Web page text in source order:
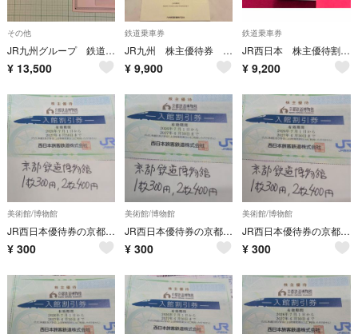
その他
JR九州グループ 鉄道株主優待券3枚 株主優待券
¥ 13,500
鉄道乗車券
JR九州 株主優待券 2枚
¥ 9,900
鉄道乗車券
JR西日本 株主優待割引券（5割引） 2枚組
¥ 9,200
美術館/博物館
JR西日本優待券の京都鉄道博物館半額割引券1枚300円、2枚400円、3枚550円、4枚700円（追加1枚150円）在庫多数あり
¥ 300
美術館/博物館
JR西日本優待券の京都鉄道博物館半額割引券1枚300円、2枚400円、3枚550円、4枚700円（追加1枚150円）在庫多数あり
¥ 300
美術館/博物館
JR西日本優待券の京都鉄道博物館半額割引券1枚300円、2枚400円、3枚550円、4枚700円（追加1枚150円）在庫多数あり
¥ 300